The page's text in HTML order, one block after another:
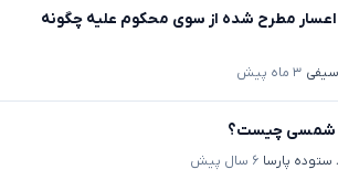
اعسار مطرح شده از سوی محکوم علیه چگونه
۳ ماه پیش
پارسا ۶ سال پیش